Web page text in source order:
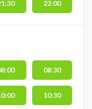
22:00
08:30
10:30